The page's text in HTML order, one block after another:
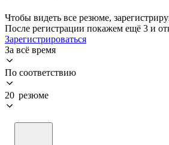
Чтобы видеть все резюме,
После регистрации покажем ещё 3 и
Зарегистрироваться
За всё время
По соответствию
20 резюме